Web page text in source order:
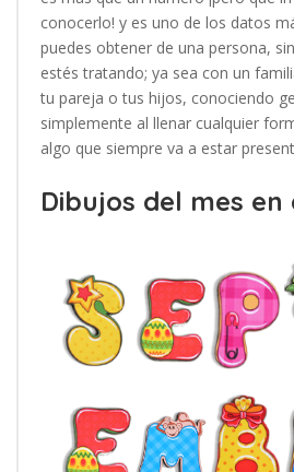
conocerlo! y es uno de los datos
puedes obtener de una persona,
estés tratando; ya sea con un
tu pareja o tus hijos, conociendo
simplemente al llenar cualquier
algo que siempre va a estar
Dibujos del mes en